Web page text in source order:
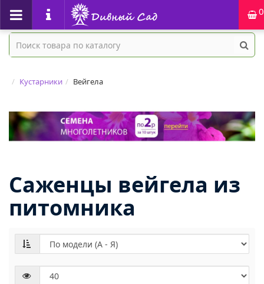
0
Кустарники Вейгела
Саженцы вейгела из
питомника